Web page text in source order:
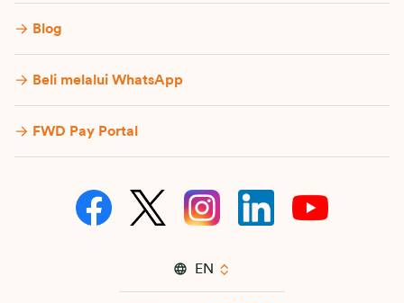
Blog
Beli melalui WhatsApp
FWD Pay Portal
EN